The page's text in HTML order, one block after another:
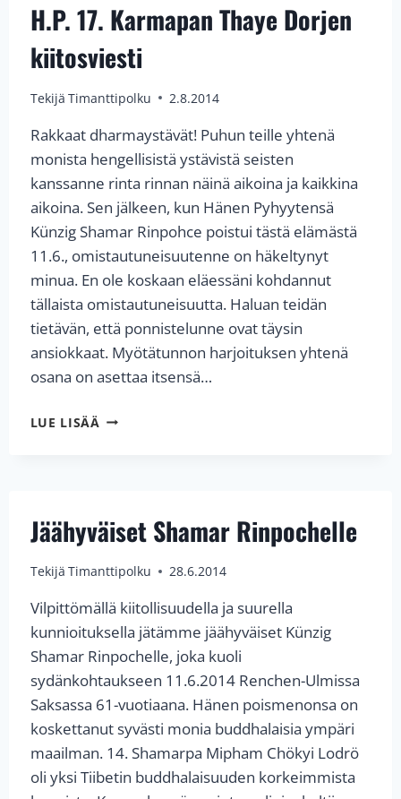
TOIVOMUS
RINPOCHEN
PALUUSTA
H.P. 17. Karmapan Thaye Dorjen
kiitosviesti
Tekijä Timanttipolku 2.8.2014
Rakkaat dharmaystävät! Puhun teille yhtenä
monista hengellisistä ystävistä seisten
kanssanne rinta rinnan näinä aikoina ja kaikkina
aikoina. Sen jälkeen, kun Hänen Pyhyytensä
Künzig Shamar Rinpohce poistui tästä elämästä
11.6., omistautuneisuutenne on häkeltynyt
minua. En ole koskaan eläessäni kohdannut
tällaista omistautuneisuutta. Haluan teidän
tietävän, että ponnistelunne ovat täysin
ansiokkaat. Myötätunnon harjoituksen yhtenä
osana on asettaa itsensä…
LUE LISÄÄ H.P.
Jäähyväiset Shamar Rinpochelle
Tekijä Timanttipolku 28.6.2014
Vilpittömällä kiitollisuudella ja suurella
kunnioituksella jätämme jäähyväiset Künzig
Shamar Rinpochelle, joka kuoli
sydänkohtaukseen 11.6.2014 Renchen-Ulmissa
Saksassa 61-vuotiaana. Hänen poismenonsa on
koskettanut syvästi monia buddhalaisia ympäri
maailman. 14. Shamarpa Mipham Chökyi Lodrö
oli yksi Tiibetin buddhalaisuuden korkeimmista